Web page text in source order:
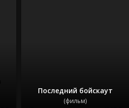
Последний бойскаут
(фильм)